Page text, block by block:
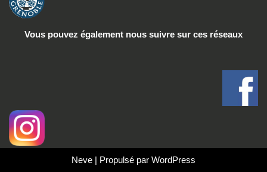
Vous pouvez également nous suivre sur ces réseaux
Neve | Propulsé par WordPress